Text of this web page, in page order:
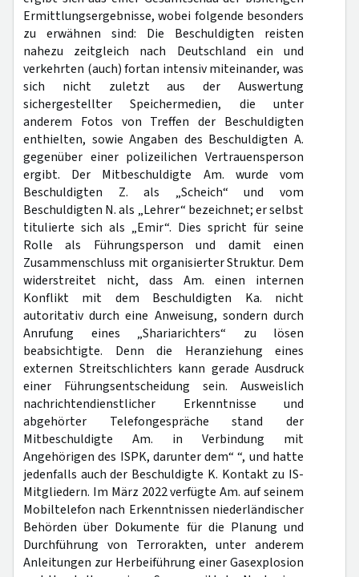
Ermittlungsergebnisse, wobei folgende besonders
zu erwähnen sind: Die Beschuldigten reisten
nahezu zeitgleich nach Deutschland ein und
verkehrten (auch) fortan intensiv miteinander, was
sich nicht zuletzt aus der Auswertung
sichergestellter Speichermedien, die unter
anderem Fotos von Treffen der Beschuldigten
enthielten, sowie Angaben des Beschuldigten A.
gegenüber einer polizeilichen Vertrauensperson
ergibt. Der Mitbeschuldigte Am. wurde vom
Beschuldigten Z. als „Scheich“ und vom
Beschuldigten N. als „Lehrer“ bezeichnet; er selbst
titulierte sich als „Emir“. Dies spricht für seine
Rolle als Führungsperson und damit einen
Zusammenschluss mit organisierter Struktur. Dem
widerstreitet nicht, dass Am. einen internen
Konflikt mit dem Beschuldigten Ka. nicht
autoritativ durch eine Anweisung, sondern durch
Anrufung eines „Shariarichters“ zu lösen
beabsichtigte. Denn die Heranziehung eines
externen Streitschlichters kann gerade Ausdruck
einer Führungsentscheidung sein. Ausweislich
nachrichtendienstlicher Erkenntnisse und
abgehörter Telefongespräche stand der
Mitbeschuldigte Am. in Verbindung mit
Angehörigen des ISPK, darunter dem“ “, und hatte
jedenfalls auch der Beschuldigte K. Kontakt zu IS-
Mitgliedern. Im März 2022 verfügte Am. auf seinem
Mobiltelefon nach Erkenntnissen niederländischer
Behörden über Dokumente für die Planung und
Durchführung von Terrorakten, unter anderem
Anleitungen zur Herbeiführung einer Gasexplosion